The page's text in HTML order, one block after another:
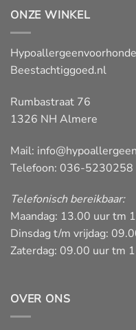
ONZE WINKEL
Beestachtiggoed.nl
Rumbastraat 76
1326 NH Almere
Mail:
Telefoon: 036-5230258
Telefonisch bereikbaar:
Maandag: 13.00 uur tm
Dinsdag t/m vrijdag:
Zaterdag: 09.00 uur tm
OVER ONS